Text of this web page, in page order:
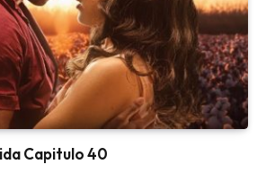
Capitulo 40